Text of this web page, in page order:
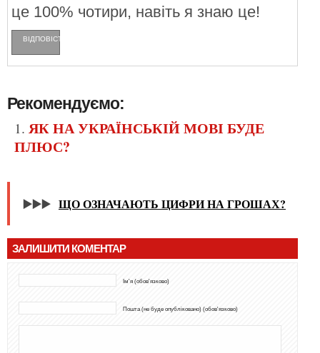
це 100% чотири, навіть я знаю це!
ВІДПОВІCТИ
Рекомендуємо:
ЯК НА УКРАЇНСЬКІЙ МОВІ БУДЕ
ПЛЮС?
▶️▶️▶️ ЩО ОЗНАЧАЮТЬ ЦИФРИ НА ГРОШАХ?
ЗАЛИШИТИ КОМЕНТАР
Ім'я (обов'язково)
Пошта (не буде опубліковано) (обов'язково)